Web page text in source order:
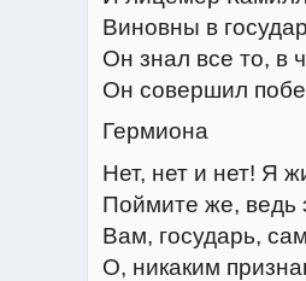
Виновны в
Он знал все то, в
Он совершил
Гермиона
Нет, нет и нет! Я
Поймите же, ведь
Вам, государь,
О, никаким